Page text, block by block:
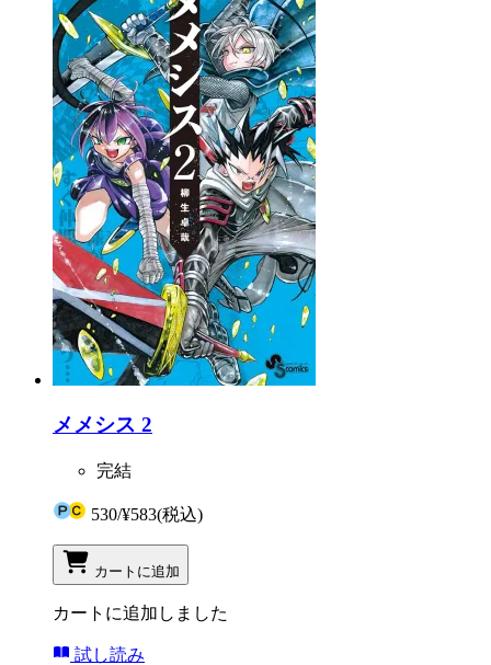
メメシス 2
完結
530/¥583(税込)
カートに追加
カートに追加しました
試し読み